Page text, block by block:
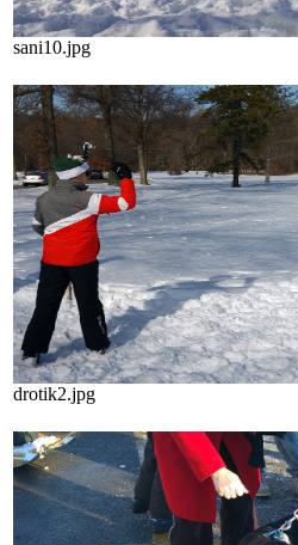
sani10.jpg
drotik2.jpg